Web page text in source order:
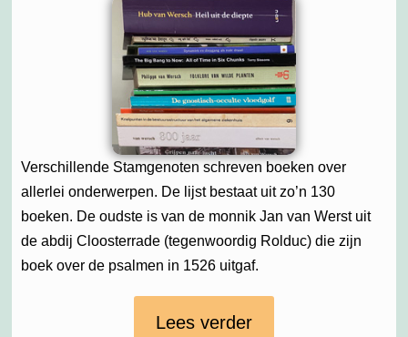
Verschillende Stamgenoten schreven boeken over
allerlei onderwerpen. De lijst bestaat uit zo’n 130
boeken. De oudste is van de monnik Jan van Werst uit
de abdij Cloosterrade (tegenwoordig Rolduc) die zijn
boek over de psalmen in 1526 uitgaf.
Lees verder